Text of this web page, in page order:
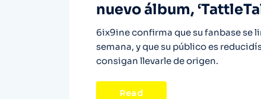
nuevo álbum,
6ix9ine confirma que su fanbase se
semana, y que su público es
consigan llevarle de origen.
Read